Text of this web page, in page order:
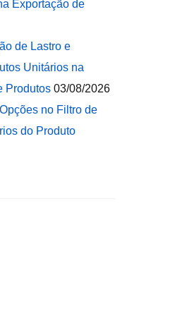
Exportação de
de Lastro e
Unitários na
Produtos 03/08/2026
no Filtro de
do Produto